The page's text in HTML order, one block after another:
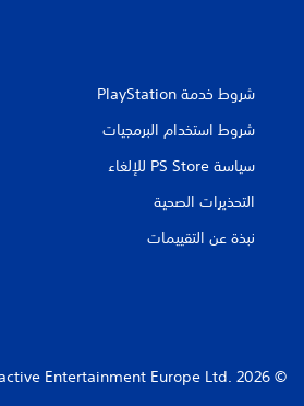
شروط خدمة PlayStation‏
شروط استخدام البرمجيات
سياسة PS Store للإلغاء
التحذيرات الصحية
نبذة عن التقييمات
‏© 2026 Sony Interactive Entertainment Europe Ltd.‎ جميع الحقوق محفوظة.